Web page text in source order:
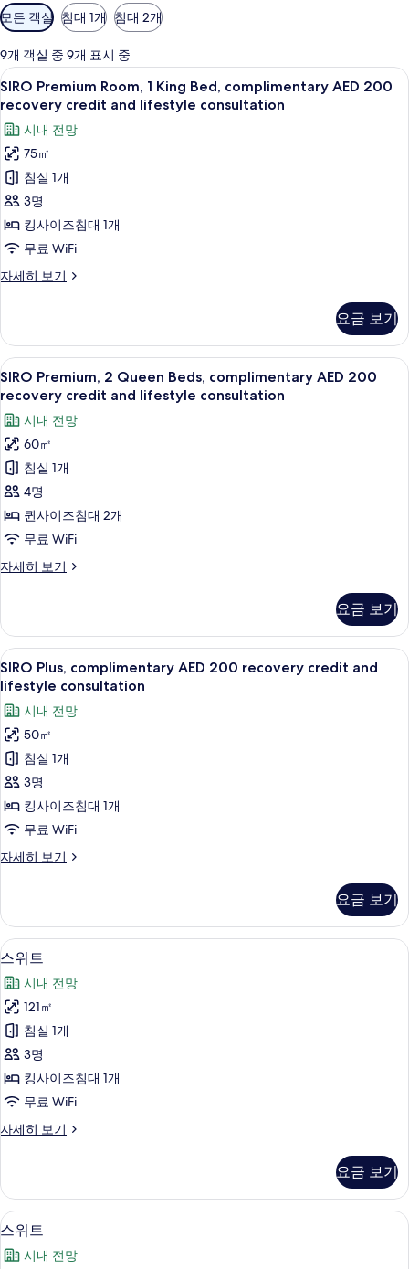
객
실
에
사
용
가
능
한
필
터
모든 객실 침대 1개 침대 2개
9개 객실 중 9개 표시 중
SIRO
Premium
Room,
1
King
Bed,
complimentary
AED
200
credit
consultation
사
진
모
두
보
기
고급 침구, 템퍼페딕 침대, 미니바, 객실
12
SIRO Premium Room, 1 King Bed, complimentary AED 200
recovery credit and lifestyle consultation
시내 전망
75㎡
침실 1개
3명
킹사이즈침대 1개
무료 WiFi
자세히 보기
SIRO
King
Bed,
complimentary
AED
recovery
credit
and
lifestyle
consultation
세
히
기
요금 보기
SIRO
Premium,
2
Queen
Beds,
complimentary
AED
200
recovery
and
사
진
모
두
보
기
고급 침구, 템퍼페딕 침대, 미니바, 객실
9
SIRO Premium, 2 Queen Beds, complimentary AED 200
recovery credit and lifestyle consultation
시내 전망
60㎡
침실 1개
4명
퀸사이즈침대 2개
무료 WiFi
자세히 보기
SIRO
Beds,
complimentary
AED
200
recovery
credit
and
lifestyle
consultation
자
히
보
요금 보기
SIRO
Plus,
complimentary
AED
200
recovery
credit
and
lifestyle
사
모
두
보
기
고급 침구, 템퍼페딕 침대, 미니바, 객실
9
SIRO Plus, complimentary AED 200 recovery credit and
lifestyle consultation
시내 전망
50㎡
침실 1개
3명
킹사이즈침대 1개
무료 WiFi
자세히 보기
SIRO
200
recovery
credit
lifestyle
consultation
자
세
히
보
기
요금 보기
스
위
트
사
진
모
두
보
기
고급 침구, 템퍼페딕 침대, 미니바, 객실
16
스위트
시내 전망
121㎡
침실 1개
3명
킹사이즈침대 1개
무료 WiFi
자세히 보기
스
세
히
보
요금 보기
스
위
고급 침구, 템퍼페딕 침대, 미니바, 객실
14
스위트
시내 전망